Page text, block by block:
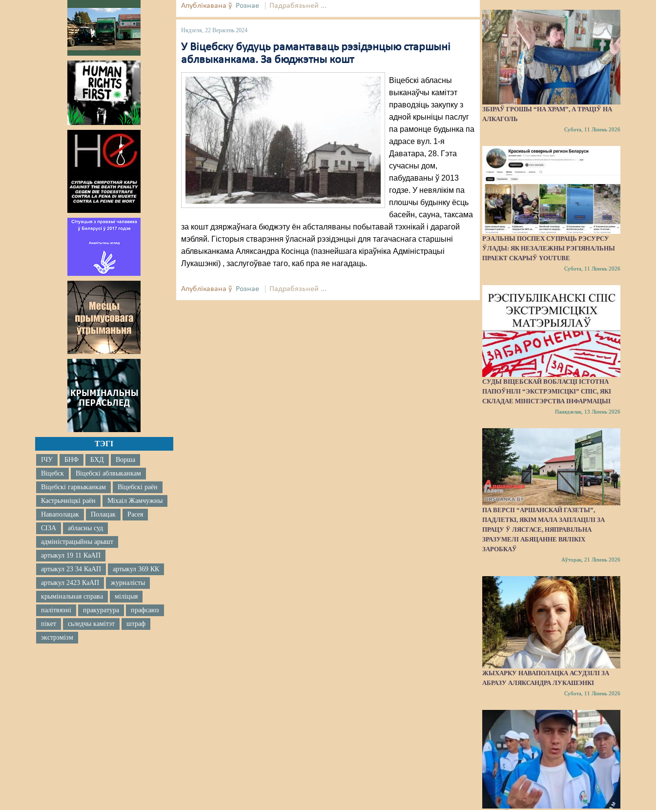
ТЭГІ
ІЧУ БНФ БХД
Ворша
Віцебск
Віцебскі аблвыканкам
Віцебскі гарвыканкам
Віцебскі раён
Кастрычніцкі раён
Міхаіл Жамчужны
Наваполацак
Полацак
Расея
СІЗА
абласны суд
адміністрацыйны арышт
артыкул 19 11 КаАП
артыкул 23 34 КаАП
артыкул 369 КК
артыкул 2423 КаАП
журналісты
крымінальная справа
міліцыя
палітвязні
пракуратура
прафсаюз
пікет
сьледчы камітэт
штраф
экстрэмізм
Апублікавана ў Рознае Падрабязьней ...
Нядзеля, 22 Верасень 2024
У Віцебску будуць рамантаваць рэзідэнцыю старшыні
аблвыканкама. За бюджэтны кошт
Віцебскі абласны
выканаўчы камітэт
праводзіць закупку з
адной крыніцы паслуг
па рамонце будынка па
адрасе вул. 1-я
Даватара, 28. Гэта
сучасны дом,
пабудаваны ў 2013
годзе. У невялікім па
плошчы будынку ёсць
басейн, сауна, таксама
за кошт дзяржаўнага бюджэту ён абсталяваны побытавай тэхнікай і дарагой
мэбляй. Гісторыя стварэння ўласнай рэзідэнцыі для тагачаснага старшыні
аблвыканкама Аляксандра Косінца (пазнейшага кіраўніка Адміністрацыі
Лукашэнкі) , заслугоўвае таго, каб пра яе нагадаць.
Апублікавана ў Рознае Падрабязьней ...
ЗБІРАЎ ГРОШЫ “НА ХРАМ”, А ТРАЦІЎ НА
АЛКАГОЛЬ
Субота, 11 Ліпень 2026
РЭАЛЬНЫ ПОСПЕХ СУПРАЦЬ РЭСУРСУ
ЎЛАДЫ: ЯК НЕЗАЛЕЖНЫ РЭГІЯНАЛЬНЫ
ПРАЕКТ СКАРЫЎ YOUTUBE
Субота, 11 Ліпень 2026
СУДЫ ВІЦЕБСКАЙ ВОБЛАСЦІ ІСТОТНА
ПАПОЎНІЛІ “ЭКСТРЭМІСЦКІ” СПІС, ЯКІ
СКЛАДАЕ МІНІСТЭРСТВА ІНФАРМАЦЫІ
Панядзелак, 13 Ліпень 2026
ПА ВЕРСІІ “АРШАНСКАЙ ГАЗЕТЫ”,
ПАДЛЕТКІ, ЯКІМ МАЛА ЗАПЛАЦІЛІ ЗА
ПРАЦУ Ў ЛЯСГАСЕ, НЯПРАВІЛЬНА
ЗРАЗУМЕЛІ АБЯЦАННЕ ВЯЛІКІХ
ЗАРОБКАЎ
Аўторак, 21 Ліпень 2026
ЖЫХАРКУ НАВАПОЛАЦКА АСУДЗІЛІ ЗА
АБРАЗУ АЛЯКСАНДРА ЛУКАШЭНКІ
Субота, 11 Ліпень 2026